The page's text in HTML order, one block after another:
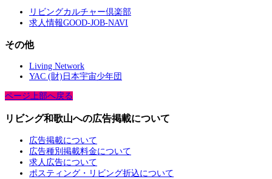
リビングカルチャー倶楽部
求人情報GOOD-JOB-NAVI
その他
Living Network
YAC (財)日本宇宙少年団
ページ上部へ戻る
リビング和歌山への広告掲載について
広告掲載について
広告種別掲載料金について
求人広告について
ポスティング・リビング折込について